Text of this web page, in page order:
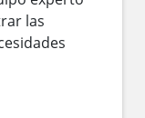
las